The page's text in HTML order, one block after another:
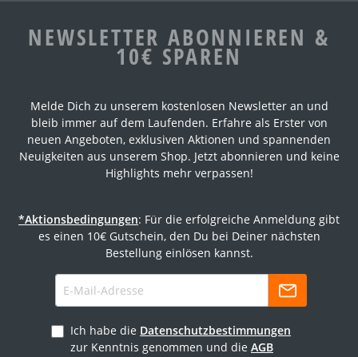
NEWSLETTER ABONNIEREN &
10€ SPAREN
Melde Dich zu unserem kostenlosen Newsletter an und
bleib immer auf dem Laufenden. Erfahre als Erster von
neuen Angeboten, exklusiven Aktionen und spannenden
Neuigkeiten aus unserem Shop. Jetzt abonnieren und keine
Highlights mehr verpassen!
*Aktionsbedingungen: Für die erfolgreiche Anmeldung gibt
es einen 10€ Gutschein, den Du bei Deiner nächsten
Bestellung einlösen kannst.
Ich habe die Datenschutzbestimmungen
zur Kenntnis genommen und die AGB